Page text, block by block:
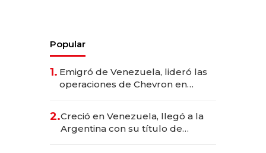
Popular
1. Emigró de Venezuela, lideró las
operaciones de Chevron en
2.Creció en Venezuela, llegó a la
Argentina con su título de